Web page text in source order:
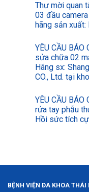
Thư mời quan
03 đầu
hãng sản xuất:
YÊU CẦU
sửa chữa 02
Hãng sx:
CO., Ltd. tại
YÊU CẦU
rửa tay phẫu
Hồi sức tích
BỆNH VIỆN ĐA KHOA THÁI